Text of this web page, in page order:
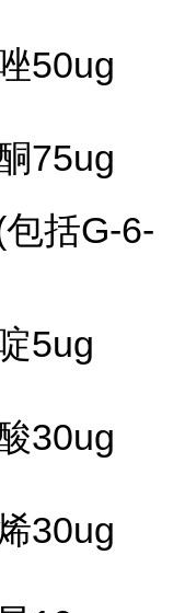
50ug
75ug
括G-6-
5ug
30ug
30ug